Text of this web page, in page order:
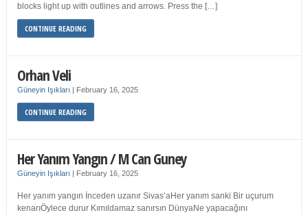
blocks light up with outlines and arrows. Press the […]
CONTINUE READING
Orhan Veli
Güneyin Işıkları | February 16, 2025
CONTINUE READING
Her Yanım Yangın / M Can Guney
Güneyin Işıkları | February 16, 2025
Her yanım yangın İnceden uzanır Sivas’aHer yanım sanki Bir uçurum
kenarıÖylece durur Kımıldamaz sanırsın DünyaNe yapacağını